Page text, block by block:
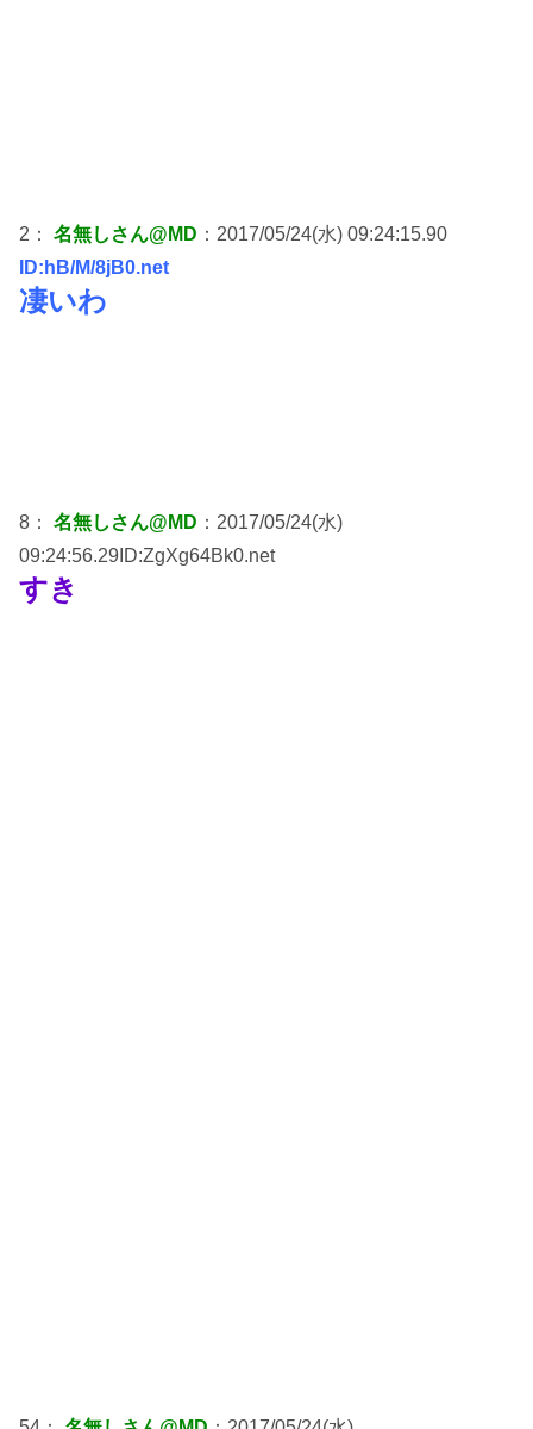
2： 名無しさん@MD ：2017/05/24(水) 09:24:15.90
ID:hB/M/8jB0.net
凄いわ
8： 名無しさん@MD ：2017/05/24(水)
09:24:56.29ID:ZgXg64Bk0.net
すき